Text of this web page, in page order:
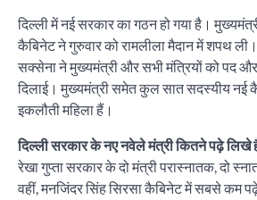
दिल्ली में नई सरकार का गठन हो गया है।
कैबिनेट ने गुरुवार को रामलीला मैदान में शपथ
सक्सेना ने मुख्यमंत्री और सभी मंत्रियों को पद
दिलाई। मुख्यमंत्री समेत कुल सात सदस्यीय नई
इकलौती महिला हैं।
दिल्ली सरकार के नए नवेले मंत्री कितने पढ़े लिखे
रेखा गुप्ता सरकार के दो मंत्री परास्नातक, दो
वहीं, मनजिंदर सिंह सिरसा कैबिनेट में सबसे कम